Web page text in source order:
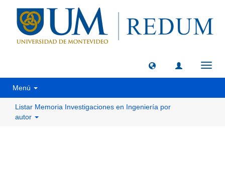
Menú
Listar Memoria Investigaciones en Ingeniería por
autor